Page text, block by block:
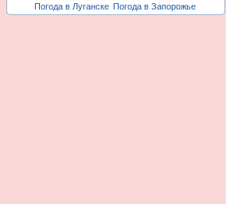
Погода в Луганске Погода в Запорожье